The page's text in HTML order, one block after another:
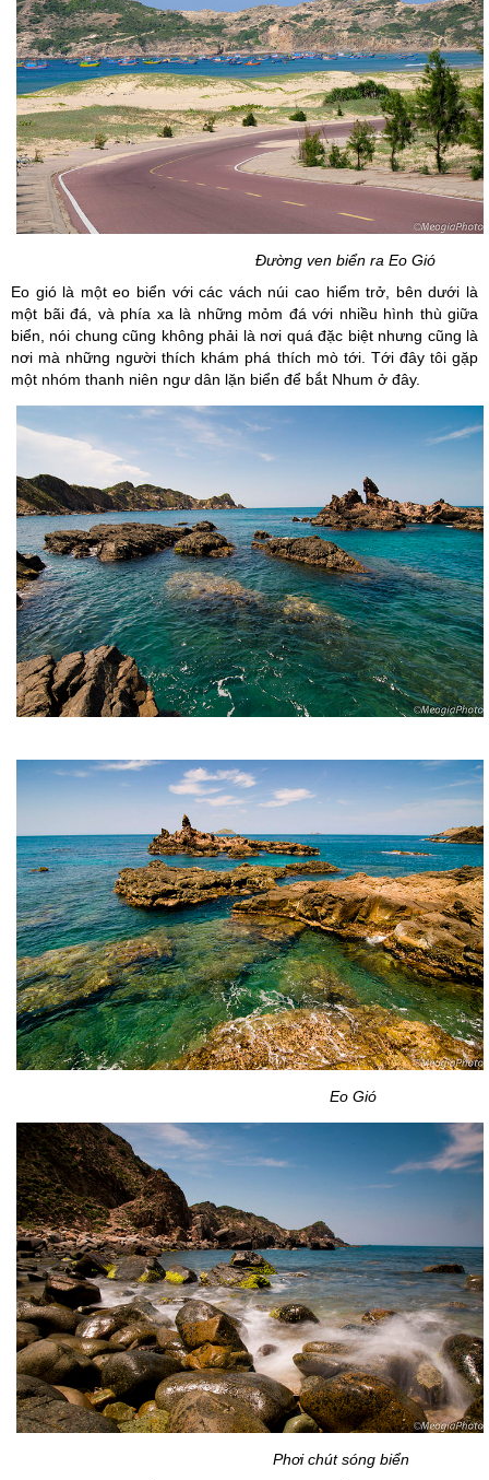
Đường ven biển ra Eo Gió
Eo gió là một eo biển với các vách núi cao hiểm trở, bên dưới là
một bãi đá, và phía xa là những mỏm đá với nhiều hình thù giữa
biển, nói chung cũng không phải là nơi quá đặc biệt nhưng cũng là
nơi mà những người thích khám phá thích mò tới. Tới đây tôi gặp
một nhóm thanh niên ngư dân lặn biển để bắt Nhum ở đây.
Eo Gió
Phơi chút sóng biển